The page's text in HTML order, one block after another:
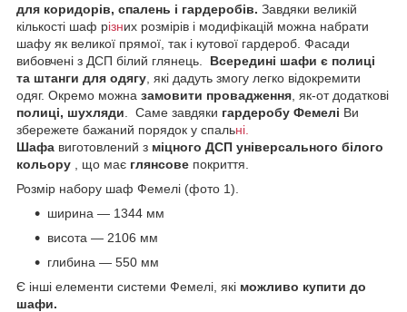
для коридорів, спалень і гардеробів. Завдяки великій
кількості шаф різних розмірів і модифікацій можна набрати
шафу як великої прямої, так і кутової гардероб. Фасади
вибовчені з ДСП білий глянець. Всередині шафи є полиці
та штанги для одягу , які дадуть змогу легко відокремити
одяг. Окремо можна замовити провадження , як-от додаткові
полиці, шухляди . Саме завдяки гардеробу Фемелі Ви
збережете бажаний порядок у спальні.
Шафа виготовлений з міцного ДСП універсального білого
кольору , що має глянсове покриття.
Розмір набору шаф Фемелі (фото 1).
ширина — 1344 мм
висота — 2106 мм
глибина — 550 мм
Є інші елементи системи Фемелі, які можливо купити до
шафи.